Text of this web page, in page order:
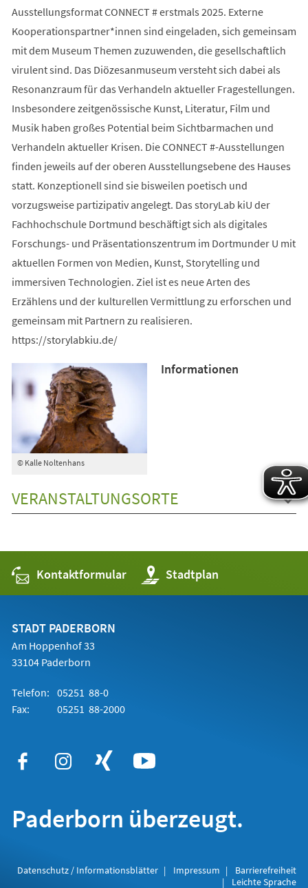
Ausstellungsformat CONNECT # erstmals 2025. Externe
Kooperationspartner*innen sind eingeladen, sich gemeinsam
mit dem Museum Themen zuzuwenden, die gesellschaftlich
virulent sind. Das Diözesanmuseum versteht sich dabei als
Resonanzraum für das Verhandeln aktueller Fragestellungen.
Insbesondere zeitgenössische Kunst, Literatur, Film und
Musik haben großes Potential beim Sichtbarmachen und
Verhandeln aktueller Krisen. Die CONNECT #-Ausstellungen
finden jeweils auf der oberen Ausstellungsebene des Hauses
statt. Konzeptionell sind sie bisweilen poetisch und
vorzugsweise partizipativ angelegt. Das storyLab kiU der
Fachhochschule Dortmund beschäftigt sich als digitales
Forschungs- und Präsentationszentrum im Dortmunder U mit
aktuellen Formen von Medien, Kunst, Storytelling und
immersiven Technologien. Ziel ist es neue Arten des
Erzählens und der kulturellen Vermittlung zu erforschen und
gemeinsam mit Partnern zu realisieren.
https://storylabkiu.de/
© Kalle Noltenhans
Informationen
VERANSTALTUNGSORTE
Kontaktformular Stadtplan
(Öffnet
in
einem
STADT PADERBORN
Am Hoppenhof 33
33104 Paderborn
Telefon: 05251 88-0
Fax:
05251 88-2000
Paderborn überzeugt.
Datenschutz / Informationsblätter Impressum
Barrierefreiheit
Leichte Sprache